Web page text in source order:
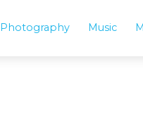
Photography Music